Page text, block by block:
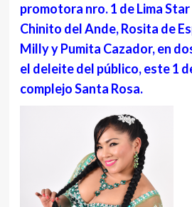
promotora nro. 1 de Lima
Chinito del Ande, Rosita de
Milly y Pumita Cazador, en
el deleite del público, este 1
complejo Santa Rosa.